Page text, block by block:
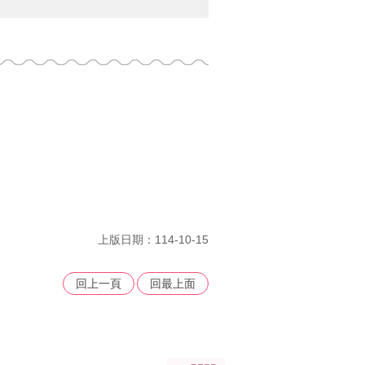
上版日期：114-10-15
回上一頁 回最上面